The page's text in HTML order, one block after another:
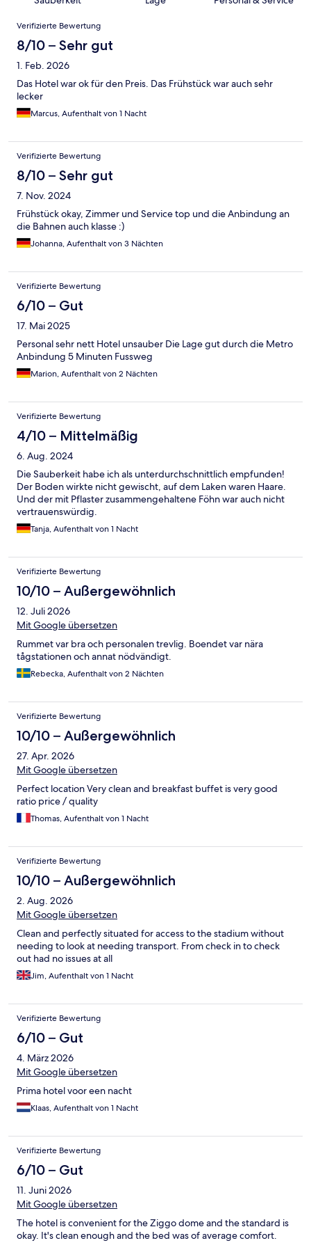
Bewertungen
Verifizierte Bewertung
8/10 – Sehr gut
1. Feb. 2026
Das Hotel war ok für den Preis. Das Frühstück war auch sehr
lecker
Marcus, Aufenthalt von 1 Nacht
Verifizierte Bewertung
8/10 – Sehr gut
7. Nov. 2024
Frühstück okay, Zimmer und Service top und die Anbindung an
die Bahnen auch klasse :)
Johanna, Aufenthalt von 3 Nächten
Verifizierte Bewertung
6/10 – Gut
17. Mai 2025
Personal sehr nett Hotel unsauber Die Lage gut durch die Metro
Anbindung 5 Minuten Fussweg
Marion, Aufenthalt von 2 Nächten
Verifizierte Bewertung
4/10 – Mittelmäßig
6. Aug. 2024
Die Sauberkeit habe ich als unterdurchschnittlich empfunden!
Der Boden wirkte nicht gewischt, auf dem Laken waren Haare.
Und der mit Pflaster zusammengehaltene Föhn war auch nicht
vertrauenswürdig.
Tanja, Aufenthalt von 1 Nacht
Verifizierte Bewertung
10/10 – Außergewöhnlich
12. Juli 2026
Mit Google übersetzen
Rummet var bra och personalen trevlig. Boendet var nära
tågstationen och annat nödvändigt.
Rebecka, Aufenthalt von 2 Nächten
Verifizierte Bewertung
10/10 – Außergewöhnlich
27. Apr. 2026
Mit Google übersetzen
Perfect location Very clean and breakfast buffet is very good
ratio price / quality
Thomas, Aufenthalt von 1 Nacht
Verifizierte Bewertung
10/10 – Außergewöhnlich
2. Aug. 2026
Mit Google übersetzen
Clean and perfectly situated for access to the stadium without
needing to look at needing transport. From check in to check
out had no issues at all
Jim, Aufenthalt von 1 Nacht
Verifizierte Bewertung
6/10 – Gut
4. März 2026
Mit Google übersetzen
Prima hotel voor een nacht
Klaas, Aufenthalt von 1 Nacht
Verifizierte Bewertung
6/10 – Gut
11. Juni 2026
Mit Google übersetzen
The hotel is convenient for the Ziggo dome and the standard is
okay. It's clean enough and the bed was of average comfort.